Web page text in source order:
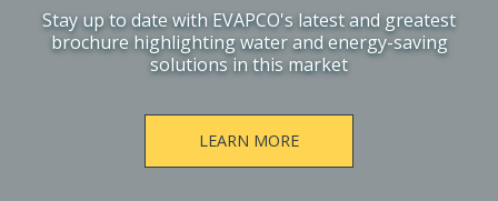
Stay up to date with EVAPCO's latest and greatest
brochure highlighting water and energy-saving
solutions in this market
LEARN MORE